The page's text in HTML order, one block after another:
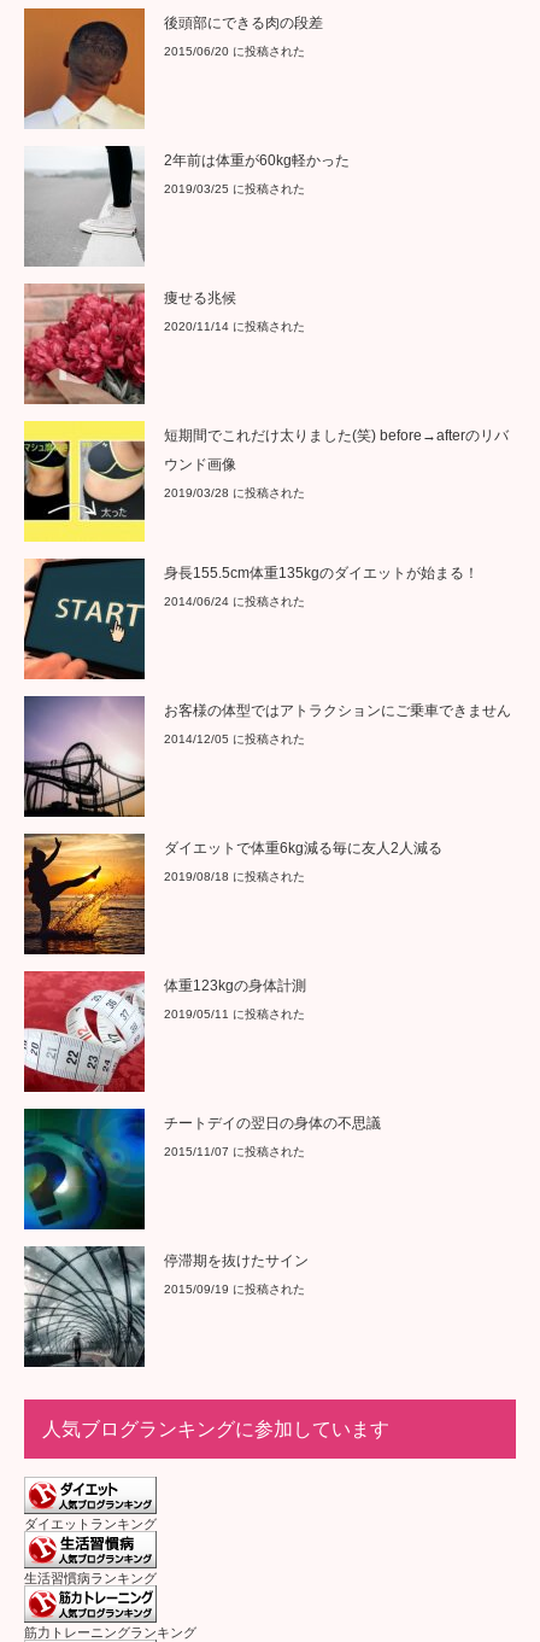
後頭部にできる肉の段差
2015/06/20 に投稿された
2年前は体重が60kg軽かった
2019/03/25 に投稿された
痩せる兆候
2020/11/14 に投稿された
短期間でこれだけ太りました(笑) before→afterのリバ
ウンド画像
2019/03/28 に投稿された
身長155.5cm体重135kgのダイエットが始まる！
2014/06/24 に投稿された
お客様の体型ではアトラクションにご乗車できません
2014/12/05 に投稿された
ダイエットで体重6kg減る毎に友人2人減る
2019/08/18 に投稿された
体重123kgの身体計測
2019/05/11 に投稿された
チートデイの翌日の身体の不思議
2015/11/07 に投稿された
停滞期を抜けたサイン
2015/09/19 に投稿された
人気ブログランキングに参加しています
ダイエットランキング
生活習慣病ランキング
筋力トレーニングランキング